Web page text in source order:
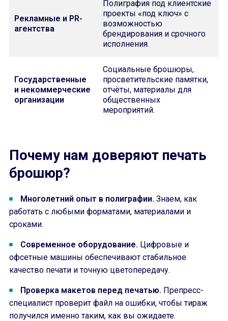
Рекламные и PR-
агентства
Полиграфия под клиентские
проекты «под ключ» с
возможностью
брендирования и срочного
исполнения.
Государственные
и некоммерческие
организации
Социальные брошюры,
просветительские памятки,
отчёты, материалы для
общественных
мероприятий.
Почему нам доверяют печать
брошюр?
Многолетний опыт в полиграфии. Знаем, как
работать с любыми форматами, материалами и
сроками.
Современное оборудование. Цифровые и
офсетные машины обеспечивают стабильное
качество печати и точную цветопередачу.
Проверка макетов перед печатью. Препресс-
специалист проверит файл на ошибки, чтобы тираж
получился именно таким, как вы ожидаете.